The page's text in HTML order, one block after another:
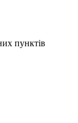
пунктів